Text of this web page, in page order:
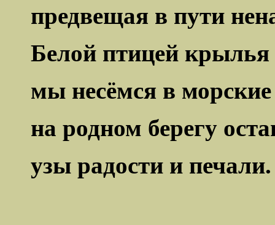
предвещая в пути
Белой птицей крылья
мы несёмся в
на родном берегу
узы радости и печали.